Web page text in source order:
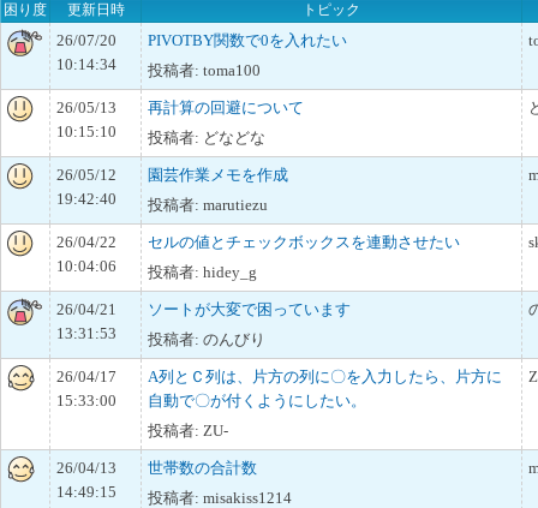
困り度 更新日時 トピック
26/07/20
10:14:34
PIVOTBY関数で0を入れたい
投稿者: toma100
26/05/13
10:15:10
再計算の回避について
投稿者: どなどな
26/05/12
19:42:40
園芸作業メモを作成
投稿者: marutiezu
26/04/22
10:04:06
セルの値とチェックボックスを連動させたい
投稿者: hidey_g
26/04/21
13:31:53
ソートが大変で困っています
投稿者: のんびり
26/04/17
15:33:00
A列とＣ列は、片方の列に〇を入力したら、片方に
自動で〇が付くようにしたい。
投稿者: ZU-
26/04/13
14:49:15
世帯数の合計数
投稿者: misakiss1214